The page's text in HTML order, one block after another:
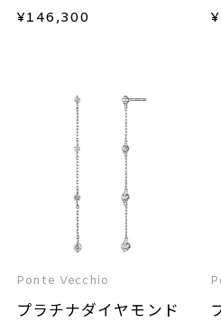
¥146,300 ¥
Ponte Vecchio
プラチナダイヤモンド